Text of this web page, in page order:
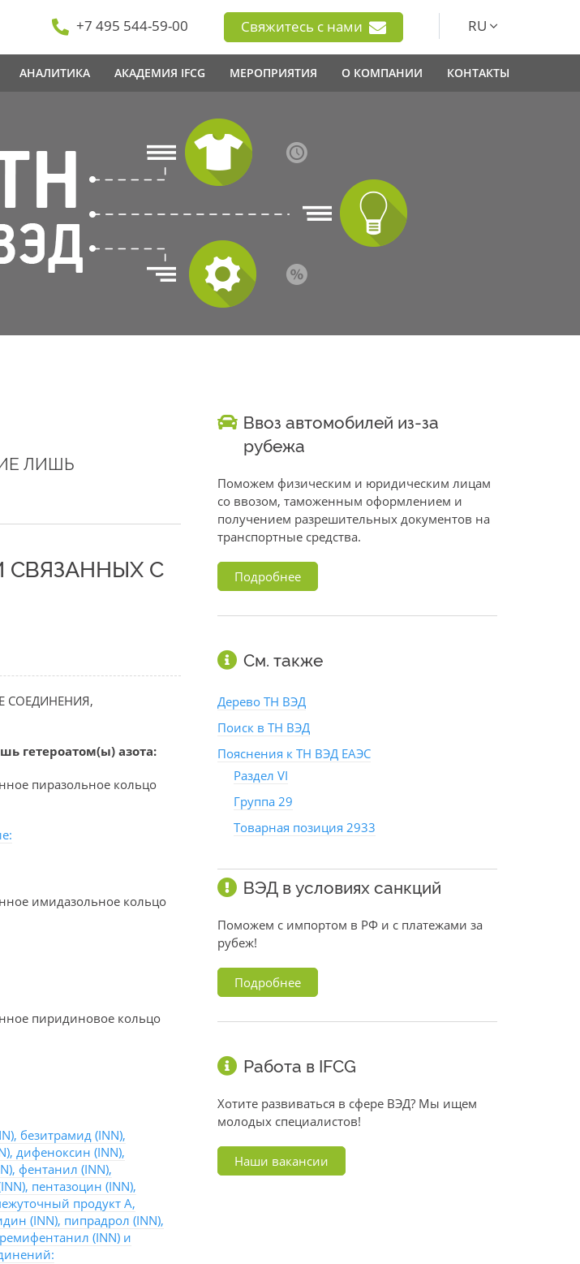
+7 495 544-59-00 Свяжитесь с нами RU
АНАЛИТИКА АКАДЕМИЯ IFCG МЕРОПРИЯТИЯ О КОМПАНИИ КОНТАКТЫ
ЛИШЬ
СВЯЗАННЫХ С
СОЕДИНЕНИЯ,
гетероатом(ы) азота:
пиразольное кольцо
имидазольное кольцо
пиридиновое кольцо
безитрамид (INN),
дифеноксин (INN),
фентанил (INN),
пентазоцин (INN),
продукт А,
(INN), пипрадрол (INN),
(INN) и
Ввоз автомобилей из-за
рубежа
Поможем физическим и юридическим лицам
со ввозом, таможенным оформлением и
получением разрешительных документов на
транспортные средства.
Подробнее
См. также
Дерево ТН ВЭД
Поиск в ТН ВЭД
Пояснения к ТН ВЭД ЕАЭС
Раздел VI
Группа 29
Товарная позиция 2933
ВЭД в условиях санкций
Поможем с импортом в РФ и с платежами за
рубеж!
Подробнее
Работа в IFCG
Хотите развиваться в сфере ВЭД? Мы ищем
молодых специалистов!
Наши вакансии